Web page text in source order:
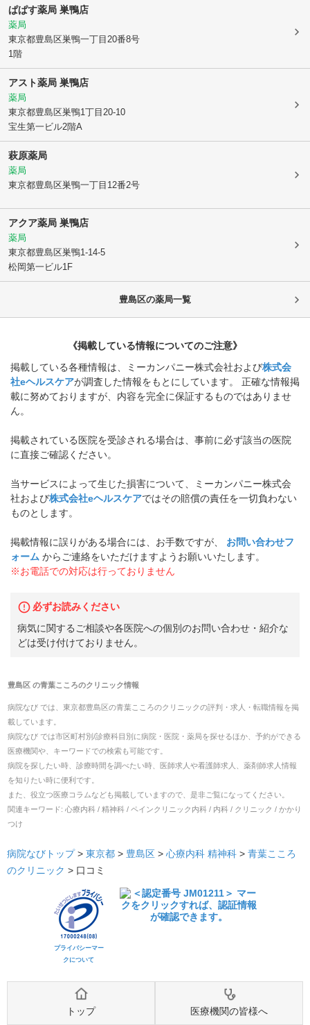
ぱぱす薬局 巣鴨店
薬局
東京都豊島区巣鴨一丁目20番8号
1階
アスト薬局 巣鴨店
薬局
東京都豊島区巣鴨1丁目20-10
宝生第一ビル2階A
萩原薬局
薬局
東京都豊島区巣鴨一丁目12番2号
アクア薬局 巣鴨店
薬局
東京都豊島区巣鴨1-14-5
松岡第一ビル1F
豊島区の薬局一覧
《掲載している情報についてのご注意》
掲載している各種情報は、ミーカンパニー株式会社および株式会
社eヘルスケアが調査した情報をもとにしています。 正確な情報掲
載に努めておりますが、内容を完全に保証するものではありませ
ん。
掲載されている医院を受診される場合は、事前に必ず該当の医院
に直接ご確認ください。
当サービスによって生じた損害について、ミーカンパニー株式会
社および株式会社eヘルスケアではその賠償の責任を一切負わない
ものとします。
掲載情報に誤りがある場合には、お手数ですが、
お問い合わせフ
ォーム からご連絡をいただけますようお願いいたします。
※お電話での対応は行っておりません
必ずお読みください
病気に関するご相談や各医院への個別のお問い合わせ・紹介な
どは受け付けておりません。
豊島区 の青葉こころのクリニック情報
病院なび では、 東京都豊島区の青葉こころのクリニックの評判・求人・転職情報を掲
載しています。
病院なび では市区町村別/診療科目別に病院・医院・薬局を探せるほか、予約ができる
医療機関や、キーワードでの検索も可能です。
病院を探したい時、診療時間を調べたい時、医師求人や看護師求人、薬剤師求人情報
を知りたい時に便利です。
また、役立つ医療コラムなども掲載していますので、是非ご覧になってください。
関連キーワード: 心療内科 / 精神科 / ペインクリニック内科 / 内科 / クリニック / かかり
つけ
病院なびトップ > 東京都 > 豊島区 > 心療内科 精神科 > 青葉こころ
のクリニック > 口コミ
プライバシーマー
クについて
トップ 医療機関の皆様へ